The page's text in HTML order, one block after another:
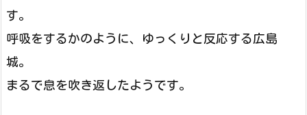
す。
呼吸をするかのように、ゆっくりと反応する広島
城。
まるで息を吹き返したようです。